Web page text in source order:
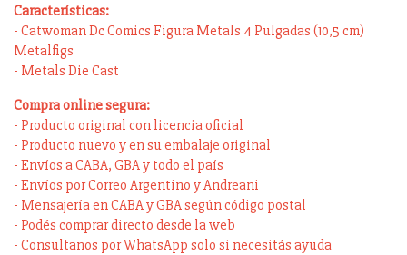
Características:
- Catwoman Dc Comics Figura Metals 4 Pulgadas (10,5 cm)
Metalfigs
- Metals Die Cast
Compra online segura:
- Producto original con licencia oficial
- Producto nuevo y en su embalaje original
- Envíos a CABA, GBA y todo el país
- Envíos por Correo Argentino y Andreani
- Mensajería en CABA y GBA según código postal
- Podés comprar directo desde la web
- Consultanos por WhatsApp solo si necesitás ayuda